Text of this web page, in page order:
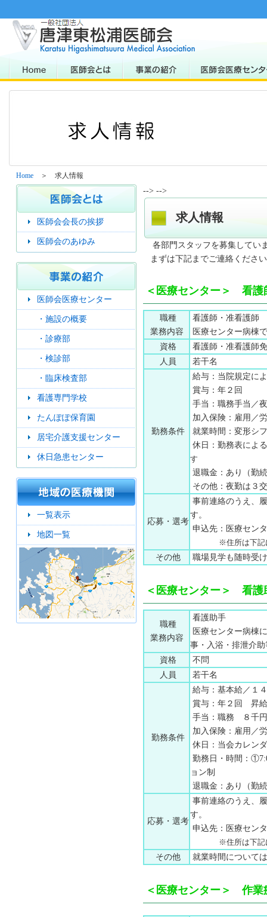
Home ＞ 求人情報
医師会会長の挨拶
医師会のあゆみ
医師会医療センター
・ 施設の概要
・ 診療部
・ 検診部
・ 臨床検査部
看護専門学校
たんぽぽ保育園
居宅介護支援センター
休日急患センター
一覧表示
地図一覧
--> -->
求人情報
各部門スタッフを募集してい
まずは下記までご連絡くださ
＜医療センター＞ 看護
職種
業務内容
看護師・准看護師
医療センター病棟
資格
看護師・准看護師
人員
若干名
勤務条件
給与：当院規定に
賞与：年２回
手当：職務手当／
加入保険：雇用／
就業時間：変形シ
休日：勤務表によ
す
退職金：あり（勤
その他：夜勤は３
応募・選考
事前連絡のうえ、
す。
申込先：医療セ
※住所は下記
その他 職場見学も随時受
＜医療センター＞ 看護
職種
業務内容
看護助手
医療センター病棟
事・入浴・排泄介
資格
不問
人員
若干名
勤務条件
給与：基本給／１
賞与：年２回 昇
手当：職務 ８千
加入保険：雇用／
休日：当会カレン
勤務日・時間：
ョン制
退職金：あり（勤
応募・選考
事前連絡のうえ、
す。
申込先：医療セ
※住所は下記
その他 就業時間について
＜医療センター＞ 作業